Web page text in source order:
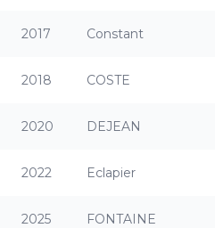
2017 Constant
2018 COSTE
2020 DEJEAN
2022 Eclapier
2025 FONTAINE